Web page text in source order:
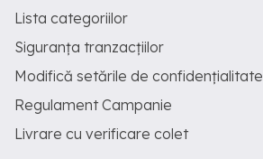
Lista categoriilor
Siguranța tranzacțiilor
Modifică setările de confidențialitate
Regulament Campanie
Livrare cu verificare colet